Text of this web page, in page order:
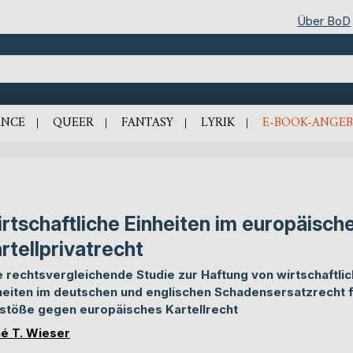
Über BoD
QUEER FANTASY LYRIK E-BOOK-
Einheiten im
rechtsvergleichende Studie zur Haftung von
im deutschen und englischen Schadensersatzrecht
gegen europäisches Kartellrecht
T. Wieser